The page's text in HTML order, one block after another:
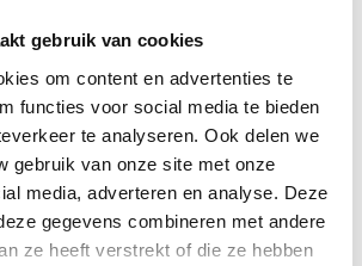
gebruik van cookies
om content en advertenties te
functies voor social media te bieden
te analyseren. Ook delen we
gebruik van onze site met onze
media, adverteren en analyse. Deze
gegevens combineren met andere
ze heeft verstrekt of die ze hebben
voor
e-Ability Reistas voor de
rolstoel